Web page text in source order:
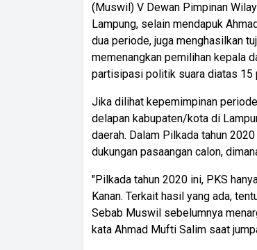
(Muswil) V Dewan Pimpinan
Lampung, selain mendapuk
dua periode, juga menghasilkan
memenangkan pemilihan kepala
partisipasi politik suara diatas 15
Jika dilihat kepemimpinan
delapan kabupaten/kota di
daerah. Dalam Pilkada tahun
dukungan pasaangan calon,
"Pilkada tahun 2020 ini, PKS
Kanan. Terkait hasil yang ada,
Sebab Muswil sebelumnya
kata Ahmad Mufti Salim saat